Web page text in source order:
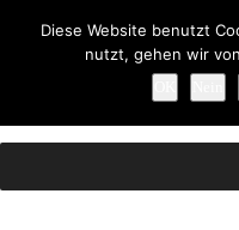
Diese Website benutzt
nutzt, gehen wir